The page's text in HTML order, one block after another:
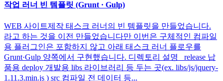
작업 러너 빈 템플릿 (Grunt · Gulp)
WEB 사이트제작 태스크 러너의 빈 템플릿을 만들었습니다.
라고 하는 것을 이전 만들었습니다만 이번은 구체적인 컴파일
용 플러그인은 포함하지 않고 아래 태스크 러너 플로우를
Grunt·Gulp 양쪽에서 구현했습니다. 디렉토리 설명 _release 납
품용 deploy 개발용 libs 라이브러리 등 두는 곳(ex. libs/js/jquery-
1.11.3.min.js ) src 컴파일 전 데이터 등...